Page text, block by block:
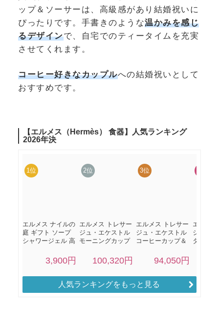
ップ＆ソーサーは、高級感があり結婚祝いに
ぴったりです。手書きのような温かみを感じ
るデザインで、自宅でのティータイムを充実
させてくれます。
コーヒー好きなカップルへの結婚祝いとして
おすすめです。
人気ランキングをもっと見る